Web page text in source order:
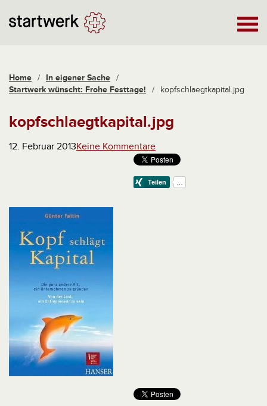
Home / In eigener Sache /
Startwerk wünscht: Frohe Festtage!
/ kopfschlaegtkapital.jpg
kopfschlaegtkapital.jpg
12. Februar 2013Keine Kommentare